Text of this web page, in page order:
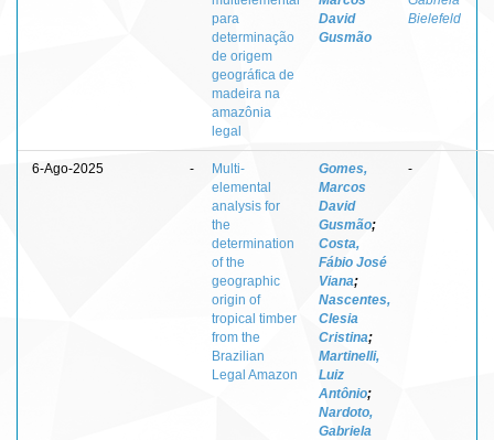
para
determinação
de origem
geográfica de
madeira na
amazônia
legal
David
Gusmão
Bielefeld
6-Ago-2025 -
Multi-
elemental
analysis for
the
determination
of the
geographic
origin of
tropical timber
from the
Brazilian
Legal Amazon
Gomes,
Marcos
David
Gusmão;
Costa,
Fábio José
Viana;
Nascentes,
Clesia
Cristina;
Martinelli,
Luiz
Antônio;
Nardoto,
Gabriela
-